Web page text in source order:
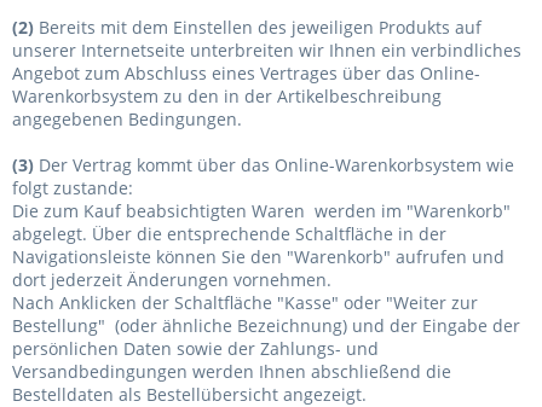
(2) Bereits mit dem Einstellen des jeweiligen Produkts auf
unserer Internetseite unterbreiten wir Ihnen ein verbindliches
Angebot zum Abschluss eines Vertrages über das Online-
Warenkorbsystem zu den in der Artikelbeschreibung
angegebenen Bedingungen.
(3) Der Vertrag kommt über das Online-Warenkorbsystem wie
folgt zustande:
Die zum Kauf beabsichtigten Waren werden im "Warenkorb"
abgelegt. Über die entsprechende Schaltfläche in der
Navigationsleiste können Sie den "Warenkorb" aufrufen und
dort jederzeit Änderungen vornehmen.
Nach Anklicken der Schaltfläche "Kasse" oder "Weiter zur
Bestellung" (oder ähnliche Bezeichnung) und der Eingabe der
persönlichen Daten sowie der Zahlungs- und
Versandbedingungen werden Ihnen abschließend die
Bestelldaten als Bestellübersicht angezeigt.